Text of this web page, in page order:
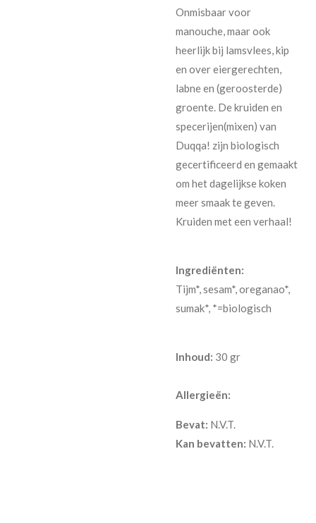
Onmisbaar voor
manouche, maar ook
heerlijk bij lamsvlees, kip
en over eiergerechten,
labne en (geroosterde)
groente. De kruiden en
specerijen(mixen) van
Duqqa! zijn biologisch
gecertificeerd en gemaakt
om het dagelijkse koken
meer smaak te geven.
Kruiden met een verhaal!
Ingrediënten:
Tijm*, sesam*, oreganao*,
sumak*, *=biologisch
Inhoud: 30 gr
Allergieën:
Bevat: N.V.T.
Kan bevatten: N.V.T.